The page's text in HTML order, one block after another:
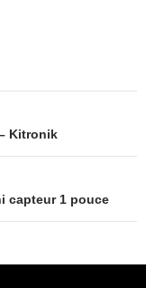
Kitronik
capteur 1 pouce